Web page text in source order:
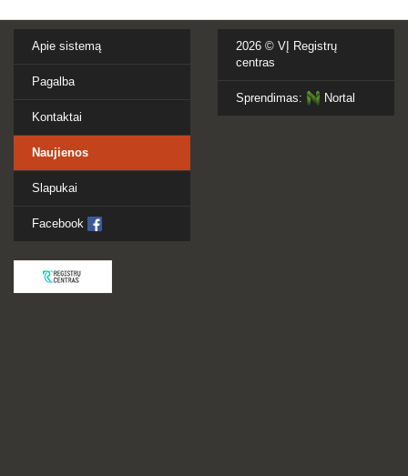
Apie sistemą
Pagalba
Kontaktai
Naujienos
Slapukai
Facebook
2026 © VĮ Registrų
centras
Sprendimas: Nortal